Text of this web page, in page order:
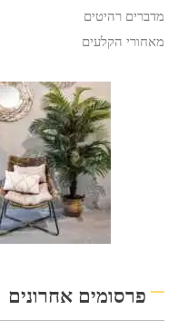
מדברים רהיטים
מאחורי הקלעים
פרסומים אחרונים